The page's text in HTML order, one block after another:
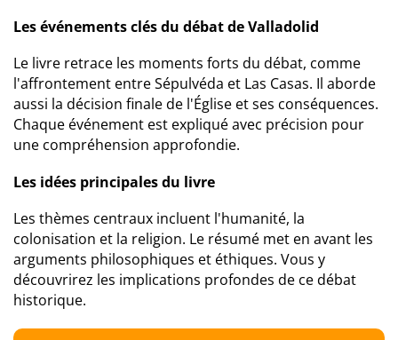
Les événements clés du débat de Valladolid
Le livre retrace les moments forts du débat, comme
l'affrontement entre Sépulvéda et Las Casas. Il aborde
aussi la décision finale de l'Église et ses conséquences.
Chaque événement est expliqué avec précision pour
une compréhension approfondie.
Les idées principales du livre
Les thèmes centraux incluent l'humanité, la
colonisation et la religion. Le résumé met en avant les
arguments philosophiques et éthiques. Vous y
découvrirez les implications profondes de ce débat
historique.